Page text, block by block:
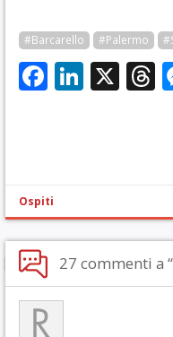
#Barcarello #Palermo
Facebook
X
Ospiti
27 commenti a